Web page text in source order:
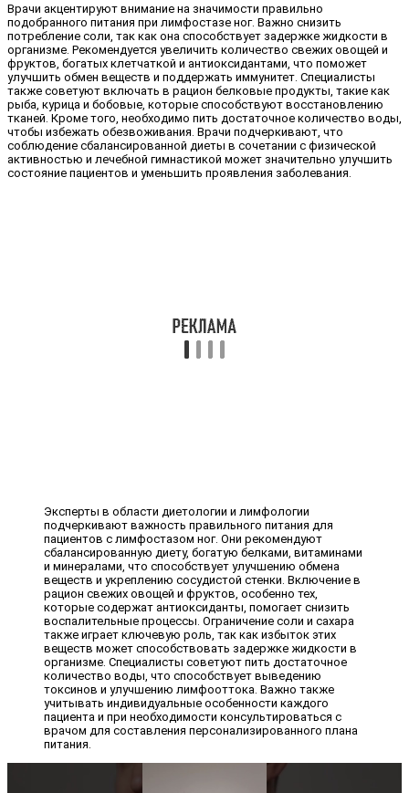
Врачи акцентируют внимание на значимости правильно
подобранного питания при лимфостазе ног. Важно снизить
потребление соли, так как она способствует задержке жидкости в
организме. Рекомендуется увеличить количество свежих овощей и
фруктов, богатых клетчаткой и антиоксидантами, что поможет
улучшить обмен веществ и поддержать иммунитет. Специалисты
также советуют включать в рацион белковые продукты, такие как
рыба, курица и бобовые, которые способствуют восстановлению
тканей. Кроме того, необходимо пить достаточное количество воды,
чтобы избежать обезвоживания. Врачи подчеркивают, что
соблюдение сбалансированной диеты в сочетании с физической
активностью и лечебной гимнастикой может значительно улучшить
состояние пациентов и уменьшить проявления заболевания.
Эксперты в области диетологии и лимфологии
подчеркивают важность правильного питания для
пациентов с лимфостазом ног. Они рекомендуют
сбалансированную диету, богатую белками, витаминами
и минералами, что способствует улучшению обмена
веществ и укреплению сосудистой стенки. Включение в
рацион свежих овощей и фруктов, особенно тех,
которые содержат антиоксиданты, помогает снизить
воспалительные процессы. Ограничение соли и сахара
также играет ключевую роль, так как избыток этих
веществ может способствовать задержке жидкости в
организме. Специалисты советуют пить достаточное
количество воды, что способствует выведению
токсинов и улучшению лимфооттока. Важно также
учитывать индивидуальные особенности каждого
пациента и при необходимости консультироваться с
врачом для составления персонализированного плана
питания.